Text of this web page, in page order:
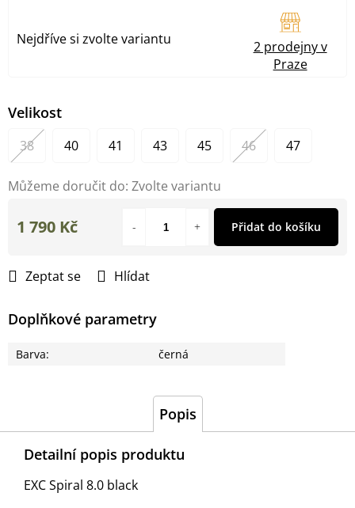
Velikost
38 40 41 43 45 46 47
Můžeme doručit do: Zvolte variantu
Zeptat se Hlídat
Doplňkové parametry
Barva: černá
1 790 Kč Přidat do košíku
Nejdříve si zvolte variantu
2 prodejny v
Praze
Popis
Detailní popis produktu
EXC Spiral 8.0 black